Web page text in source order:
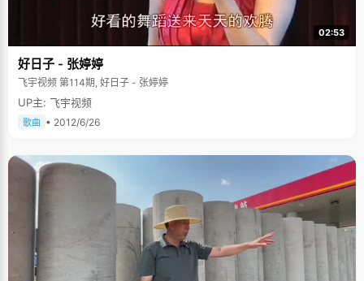
02:53
好日子 - 张婷婷
飞宇视频 第114期, 好日子 - 张婷婷
UP主: 飞宇视频
歌曲 • 2012/6/26